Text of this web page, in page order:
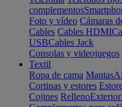
complementos
Foto y vídeo Cámaras
Cables Cables HDMI
USBCables Jack
Consolas y videojuegos
Textil
Ropa de cama Mantas
Cortinas y estores
Cojines RellenoExterior